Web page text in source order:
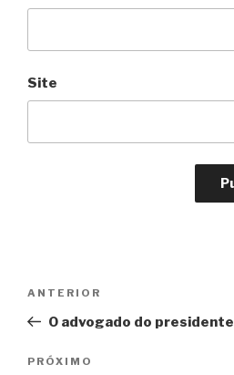
Site
Post
Anterior
ANTERIOR
O advogado do presidente
Próximo
PRÓXIMO